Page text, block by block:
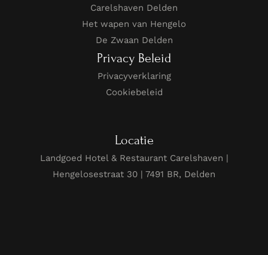
Carelshaven Delden
Het wapen van Hengelo
De Zwaan Delden
Privacy Beleid
Privacyverklaring
Cookiebeleid
Locatie
Landgoed Hotel & Restaurant Carelshaven |
Hengelosestraat 30 | 7491 BR, Delden